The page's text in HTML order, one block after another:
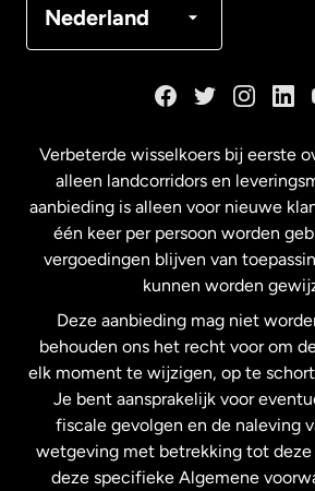
Nederland
Maleisië
Nederland
Nieuw-Zeeland
Spanje
Verenigd Koninkrijk
Verbeterde wisselkoers bij eerste
alleen landcorridors en
aanbieding is alleen voor nieuwe
één keer per persoon worden
vergoedingen blijven van
kunnen worden
Deze aanbieding mag niet
behouden ons het recht voor om
elk moment te wijzigen, op te
Je bent aansprakelijk voor
fiscale gevolgen en de naleving
wetgeving met betrekking tot deze
deze specifieke Algemene